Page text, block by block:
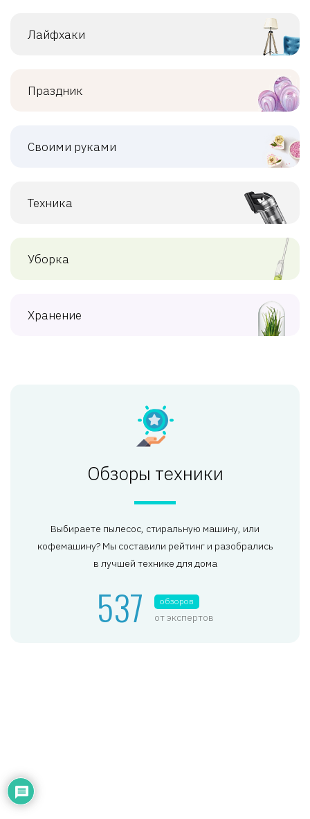
Лайфхаки
Праздник
Своими руками
Техника
Уборка
Хранение
Обзоры техники
Выбираете пылесос, стиральную машину, или
кофемашину? Мы составили рейтинг и разобрались
в лучшей технике для дома
537 обзоров
от экспертов